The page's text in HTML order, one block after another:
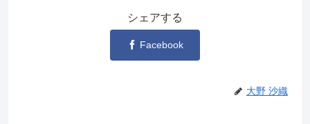
シェアする
Facebook
大野 沙織